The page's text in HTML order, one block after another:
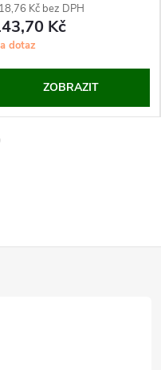
Kč bez DPH
Kč
dotaz
ZOBRAZIT